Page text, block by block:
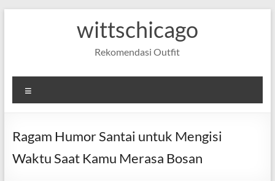
wittschicago
Rekomendasi Outfit
Ragam Humor Santai untuk Mengisi
Waktu Saat Kamu Merasa Bosan